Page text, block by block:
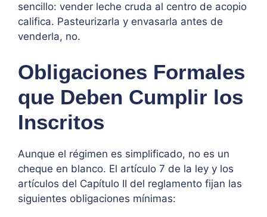
sencillo: vender leche cruda al centro de acopio
califica. Pasteurizarla y envasarla antes de
venderla, no.
Obligaciones Formales
que Deben Cumplir los
Inscritos
Aunque el régimen es simplificado, no es un
cheque en blanco. El artículo 7 de la ley y los
artículos del Capítulo II del reglamento fijan las
siguientes obligaciones mínimas: